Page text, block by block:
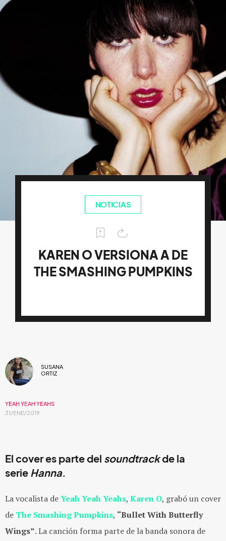
NOTICIAS
KAREN O VERSIONA A DE
THE SMASHING PUMPKINS
SUSANA
ORTIZ
YEAH YEAH YEAHS
31/ENE/2019
El cover es parte del soundtrackde la
serie Hanna.
La vocalista deYeah Yeah Yeahs, Karen O, grabó un cover
de The Smashing Pumpkins, “Bullet With Butterfly
Wings”. La canción forma parte de la banda sonora de